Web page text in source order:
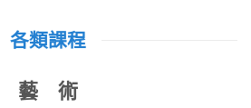
各類課程
藝 術